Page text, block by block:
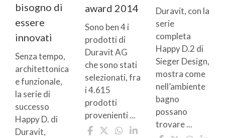
bisogno di
essere
innovati
Senza tempo,
architettonica
e funzionale,
la serie di
successo
Happy D. di
Duravit,
award 2014
Sono ben 4 i
prodotti di
Duravit AG
che sono stati
selezionati, fra
i 4.615
prodotti
provenienti ...
Duravit, con la
serie
completa
Happy D.2 di
Sieger Design,
mostra come
nell’ambiente
bagno
possano
trovare ...